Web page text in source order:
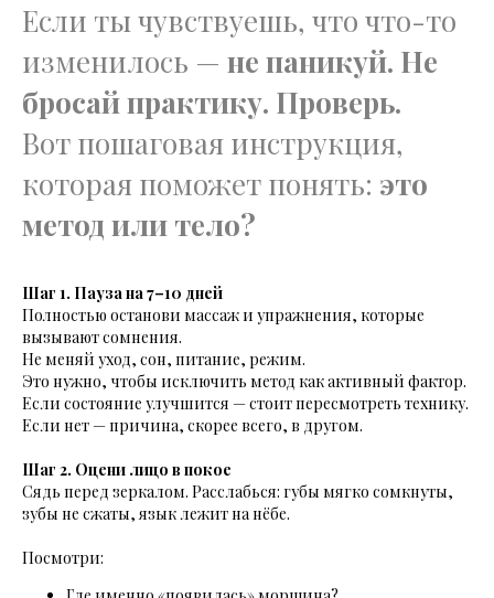
Если ты чувствуешь, что что-то
изменилось — не паникуй. Не
бросай практику. Проверь.
Вот пошаговая инструкция,
которая поможет понять: это
метод или тело?
Шаг 1. Пауза на 7–10 дней
Полностью останови массаж и упражнения, которые
вызывают сомнения.
Не меняй уход, сон, питание, режим.
Это нужно, чтобы исключить метод как активный фактор.
Если состояние улучшится — стоит пересмотреть технику.
Если нет — причина, скорее всего, в другом.
Шаг 2. Оцени лицо в покое
Сядь перед зеркалом. Расслабься: губы мягко сомкнуты,
зубы не сжаты, язык лежит на нёбе.
Посмотри: